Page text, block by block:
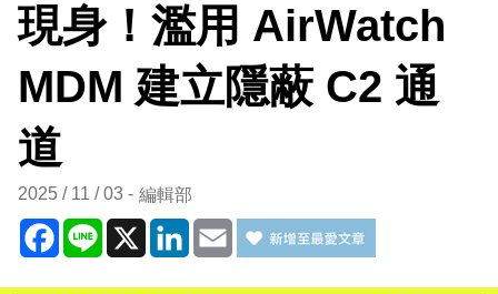
現身！濫用 AirWatch
MDM 建立隱蔽 C2 通
道
2025 / 11 / 03 編輯部
Facebook
Line X LinkedIn
Email